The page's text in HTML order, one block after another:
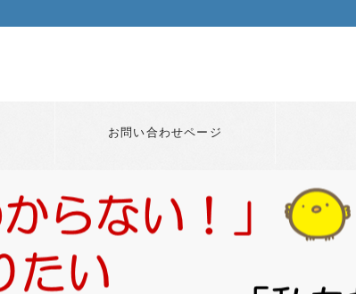
お問い合わせページ